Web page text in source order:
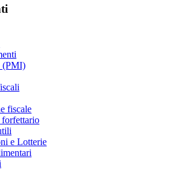
(PMI)
fiscale
forfettario
e Lotterie